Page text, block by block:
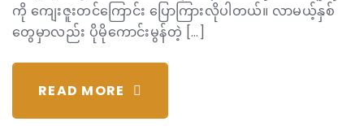
ကို ကျေးဇူးတင်ကြောင်း ပြောကြားလိုပါတယ်။ လာမယ့်နှစ်
တွေမှာလည်း ပိုမိုကောင်းမွန်တဲ့ […]
READ MORE